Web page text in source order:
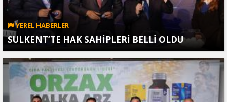
YEREL HABERLER
SULKENT’TE HAK SAHİPLERİ BELLİ OLDU